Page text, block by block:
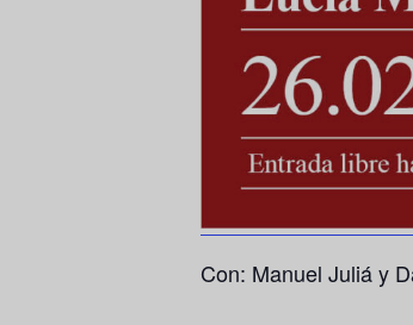
Con: Manuel Juliá y